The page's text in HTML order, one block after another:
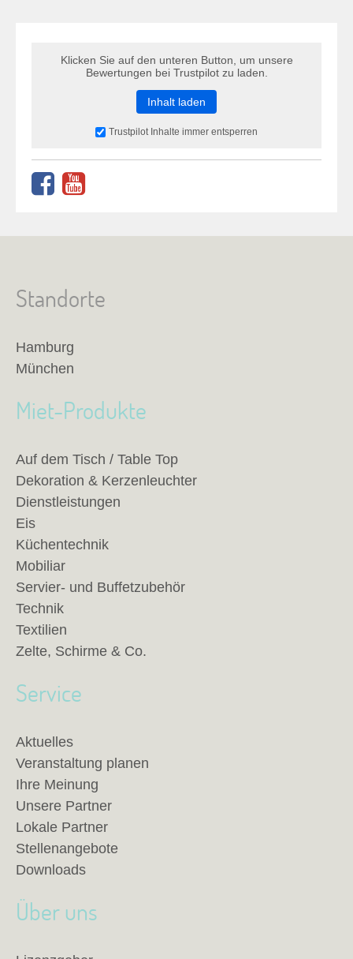
Klicken Sie auf den unteren Button, um unsere
Bewertungen bei Trustpilot zu laden.
Inhalt laden
Trustpilot Inhalte immer entsperren
Standorte
Hamburg
München
Miet-Produkte
Auf dem Tisch / Table Top
Dekoration & Kerzenleuchter
Dienstleistungen
Eis
Küchentechnik
Mobiliar
Servier- und Buffetzubehör
Technik
Textilien
Zelte, Schirme & Co.
Service
Aktuelles
Veranstaltung planen
Ihre Meinung
Unsere Partner
Lokale Partner
Stellenangebote
Downloads
Über uns